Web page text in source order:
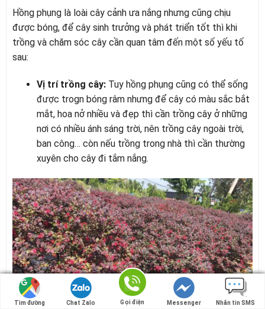
Hồng phụng là loài cây cảnh ưa nắng nhưng cũng chịu
được bóng, để cây sinh trưởng và phát triển tốt thì khi
trồng và chăm sóc cây cần quan tâm đến một số yếu tố
sau:
Vị trí trồng cây:Tuy hồng phụng cũng có thể sống
được trogn bóng râm nhưng để cây có màu sắc bắt
mắt, hoa nở nhiều và đẹp thì cần trồng cây ở những
nơi có nhiều ánh sáng trời, nên trồng cây ngoài trời,
ban công… còn nếu trồng trong nhà thì cần thường
xuyên cho cây đi tắm nắng.
Tìm đường Chat Zalo Gọi điện Messenger Nhắn tin SMS
Tìm đường Chat Zalo Gọi điện Messenger Nhắn tin SMS